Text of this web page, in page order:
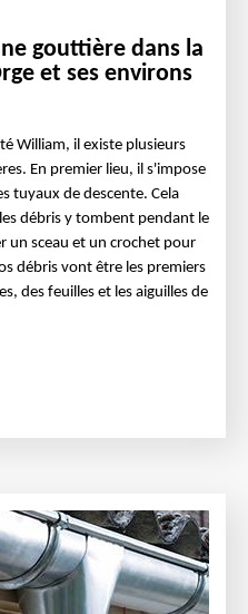
gouttière dans la
et ses environs
William, il existe plusieurs
En premier lieu, il s'impose
tuyaux de descente. Cela
débris y tombent pendant le
un sceau et un crochet pour
débris vont être les premiers
des feuilles et les aiguilles de